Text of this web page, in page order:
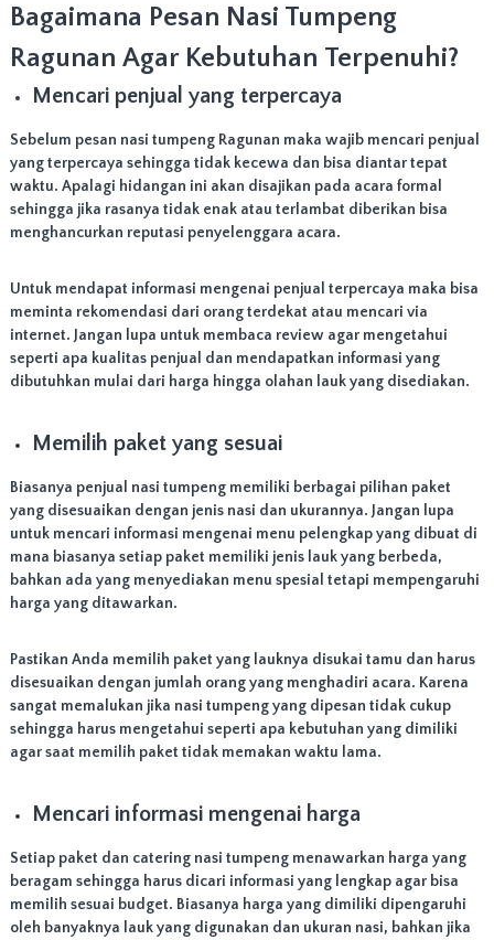
Bagaimana Pesan Nasi Tumpeng
Ragunan Agar Kebutuhan Terpenuhi?
Mencari penjual yang terpercaya
Sebelum pesan nasi tumpeng Ragunan maka wajib mencari penjual
yang terpercaya sehingga tidak kecewa dan bisa diantar tepat
waktu. Apalagi hidangan ini akan disajikan pada acara formal
sehingga jika rasanya tidak enak atau terlambat diberikan bisa
menghancurkan reputasi penyelenggara acara.
Untuk mendapat informasi mengenai penjual terpercaya maka bisa
meminta rekomendasi dari orang terdekat atau mencari via
internet. Jangan lupa untuk membaca review agar mengetahui
seperti apa kualitas penjual dan mendapatkan informasi yang
dibutuhkan mulai dari harga hingga olahan lauk yang disediakan.
Memilih paket yang sesuai
Biasanya penjual nasi tumpeng memiliki berbagai pilihan paket
yang disesuaikan dengan jenis nasi dan ukurannya. Jangan lupa
untuk mencari informasi mengenai menu pelengkap yang dibuat di
mana biasanya setiap paket memiliki jenis lauk yang berbeda,
bahkan ada yang menyediakan menu spesial tetapi mempengaruhi
harga yang ditawarkan.
Pastikan Anda memilih paket yang lauknya disukai tamu dan harus
disesuaikan dengan jumlah orang yang menghadiri acara. Karena
sangat memalukan jika nasi tumpeng yang dipesan tidak cukup
sehingga harus mengetahui seperti apa kebutuhan yang dimiliki
agar saat memilih paket tidak memakan waktu lama.
Mencari informasi mengenai harga
Setiap paket dan catering nasi tumpeng menawarkan harga yang
beragam sehingga harus dicari informasi yang lengkap agar bisa
memilih sesuai budget. Biasanya harga yang dimiliki dipengaruhi
oleh banyaknya lauk yang digunakan dan ukuran nasi, bahkan jika